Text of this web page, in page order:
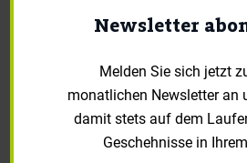
diejenigen ohne
Telefonische
Newsletter
Melden Sie sich jetzt
monatlichen Newsletter an
damit stets auf dem
Geschehnisse in